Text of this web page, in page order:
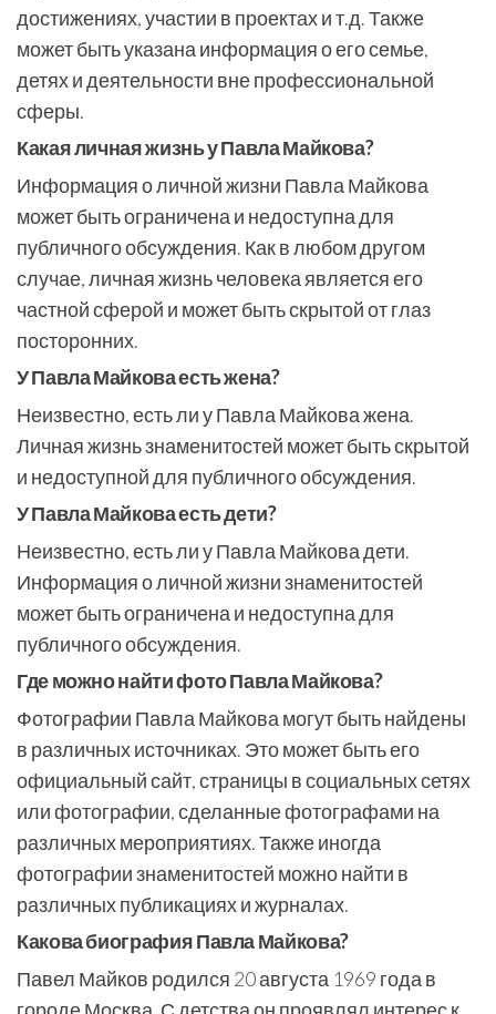
достижениях, участии в проектах и т.д. Также
может быть указана информация о его семье,
детях и деятельности вне профессиональной
сферы.
Какая личная жизнь у Павла Майкова?
Информация о личной жизни Павла Майкова
может быть ограничена и недоступна для
публичного обсуждения. Как в любом другом
случае, личная жизнь человека является его
частной сферой и может быть скрытой от глаз
посторонних.
У Павла Майкова есть жена?
Неизвестно, есть ли у Павла Майкова жена.
Личная жизнь знаменитостей может быть скрытой
и недоступной для публичного обсуждения.
У Павла Майкова есть дети?
Неизвестно, есть ли у Павла Майкова дети.
Информация о личной жизни знаменитостей
может быть ограничена и недоступна для
публичного обсуждения.
Где можно найти фото Павла Майкова?
Фотографии Павла Майкова могут быть найдены
в различных источниках. Это может быть его
официальный сайт, страницы в социальных сетях
или фотографии, сделанные фотографами на
различных мероприятиях. Также иногда
фотографии знаменитостей можно найти в
различных публикациях и журналах.
Какова биография Павла Майкова?
Павел Майков родился 20 августа 1969 года в